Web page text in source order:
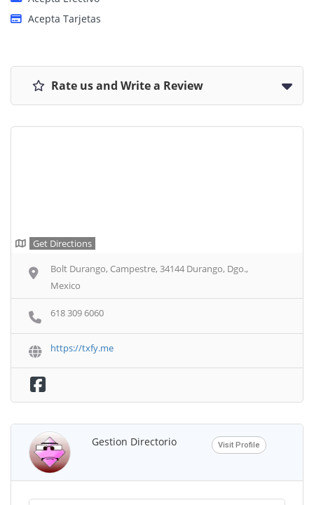
Acepta Tarjetas
Rate us and Write a Review
Get Directions
Bolt Durango, Campestre, 34144 Durango, Dgo.,
Mexico
618 309 6060
https://txfy.me
Gestion Directorio Visit Profile